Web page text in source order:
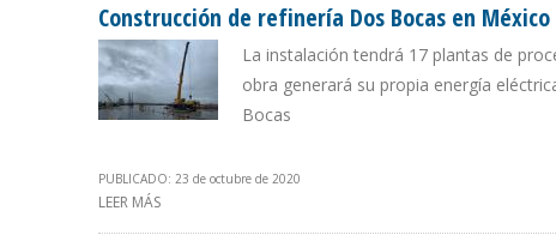
Construcción de refinería Dos Bocas en
La instalación tendrá 17 plantas de
obra generará su propia energía
Bocas
PUBLICADO: 23 de octubre de 2020
LEER MÁS